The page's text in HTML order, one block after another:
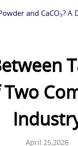
and CaCO₃?
April 25,2026